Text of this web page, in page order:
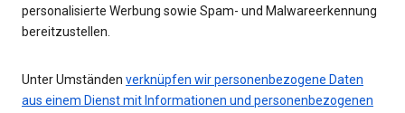
personalisierte Werbung sowie Spam- und Malwareerkennung
bereitzustellen.
Unter Umständen verknüpfen wir personenbezogene Daten
aus einem Dienst mit Informationen und personenbezogenen